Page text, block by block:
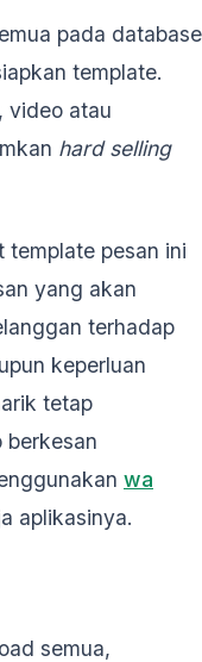
pada database
template.
video atau
hard selling
template pesan ini
yang akan
terhadap
keperluan
tetap
berkesan
wa
aplikasinya.
semua,